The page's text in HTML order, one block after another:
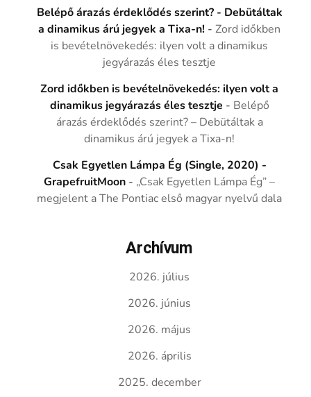
Belépő árazás érdeklődés szerint? - Debütáltak
a dinamikus árú jegyek a Tixa-n! -Zord időkben
is bevételnövekedés: ilyen volt a dinamikus
jegyárazás éles tesztje
Zord időkben is bevételnövekedés: ilyen volt a
dinamikus jegyárazás éles tesztje - Belépő
árazás érdeklődés szerint? – Debütáltak a
dinamikus árú jegyek a Tixa-n!
Csak Egyetlen Lámpa Ég (Single, 2020) -
GrapefruitMoon - „Csak Egyetlen Lámpa Ég” –
megjelent a The Pontiac első magyar nyelvű dala
Archívum
2026. július
2026. június
2026. május
2026. április
2025. december